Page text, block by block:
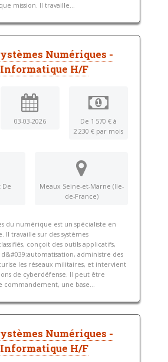
mission. Il travaille...
Numériques -
H/F
03-03-2026
De 1 570 € à
2 230 € par mois
De
Meaux Seine-et-Marne (Ile-
de-France)
du numérique est un spécialiste en
travaille sur des systèmes
conçoit des outils applicatifs,
administre des
les réseaux militaires, et intervient
de cyberdéfense. Il peut être
commandement, une base...
Numériques -
H/F